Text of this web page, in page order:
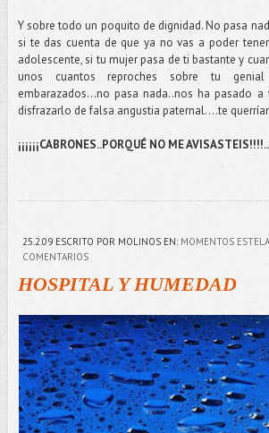
Y sobre todo un poquito de dignidad. No pasa
si te das cuenta de que ya no vas a poder
adolescente, si tu mujer pasa de ti bastante y
unos cuantos reproches sobre tu
embarazados…no pasa nada..nos ha pasado a
disfrazarlo de falsa angustia paternal….te
¡¡¡¡¡¡CABRONES..PORQUÉ NO ME
25.2.09ESCRITO POR MOLINOS EN: MOMENTOS
COMENTARIOS
HOSPITAL Y HUMEDAD